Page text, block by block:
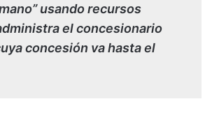
usando recursos
el concesionario
concesión va hasta el